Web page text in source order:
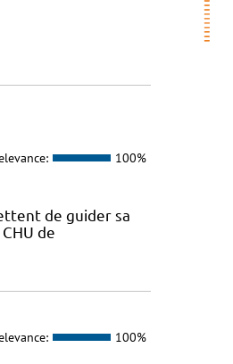
100%
de guider sa
de
100%